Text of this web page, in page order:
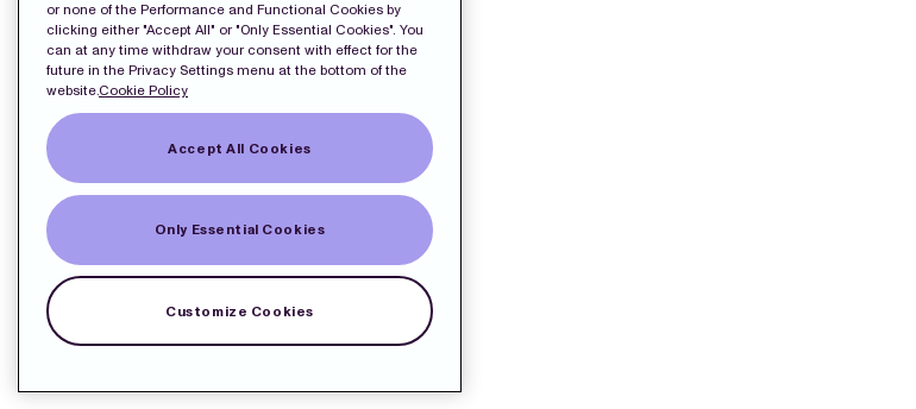
or none of the Performance and Functional Cookies by
clicking either "Accept All" or "Only Essential Cookies". You
can at any time withdraw your consent with effect for the
future in the Privacy Settings menu at the bottom of the
website.Cookie Policy
Accept All Cookies
Only Essential Cookies
Customize Cookies